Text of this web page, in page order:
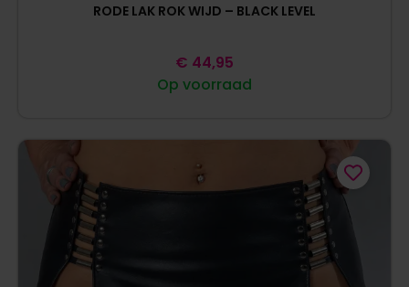
RODE LAK ROK WIJD – BLACK LEVEL
Op voorraad
€ 44,95